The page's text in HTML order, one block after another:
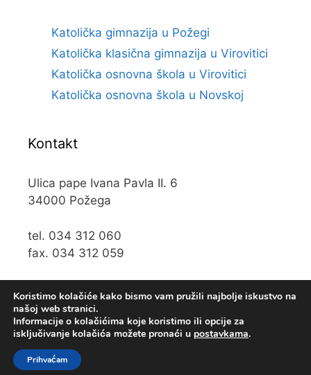
Katolička gimnazija u Požegi
Katolička klasična gimnazija u Virovitici
Katolička osnovna škola u Virovitici
Katolička osnovna škola u Novskoj
Kontakt
Ulica pape Ivana Pavla II. 6
34000 Požega
tel. 034 312 060
fax. 034 312 059
Koristimo kolačiće kako bismo vam pružili najbolje iskustvo na
našoj web stranici.
Informacije o kolačićima koje koristimo ili opcije za
isključivanje kolačića možete pronaći u postavkama.
Prihvaćam